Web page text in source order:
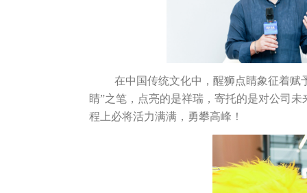
在中国传统文化中，醒狮点睛象征着赋
睛”之笔，点亮的是祥瑞，寄托的是对公司
程上必将活力满满，勇攀高峰！